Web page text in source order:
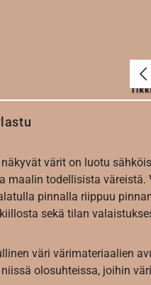
värit on luotu
maalin todellisista väreistä.
pinnalla riippuu
sekä tilan
väri värimateriaalien
olosuhteissa, joihin